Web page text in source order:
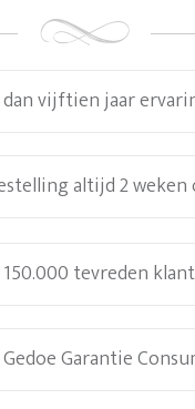
vijftien jaar
altijd 2
tevreden
Garantie